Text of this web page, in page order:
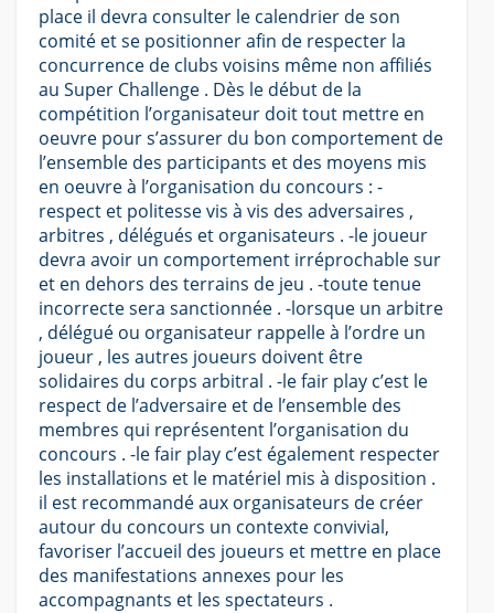
place il devra consulter le calendrier de son
comité et se positionner afin de respecter la
concurrence de clubs voisins même non affiliés
au Super Challenge . Dès le début de la
compétition l’organisateur doit tout mettre en
oeuvre pour s’assurer du bon comportement de
l’ensemble des participants et des moyens mis
en oeuvre à l’organisation du concours : -
respect et politesse vis à vis des adversaires ,
arbitres , délégués et organisateurs . -le joueur
devra avoir un comportement irréprochable sur
et en dehors des terrains de jeu . -toute tenue
incorrecte sera sanctionnée . -lorsque un arbitre
, délégué ou organisateur rappelle à l’ordre un
joueur , les autres joueurs doivent être
solidaires du corps arbitral . -le fair play c’est le
respect de l’adversaire et de l’ensemble des
membres qui représentent l’organisation du
concours . -le fair play c’est également respecter
les installations et le matériel mis à disposition .
il est recommandé aux organisateurs de créer
autour du concours un contexte convivial,
favoriser l’accueil des joueurs et mettre en place
des manifestations annexes pour les
accompagnants et les spectateurs .